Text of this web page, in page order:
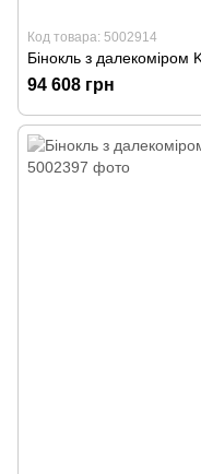
Код товара: 5002914
Бінокль з
94 608 грн